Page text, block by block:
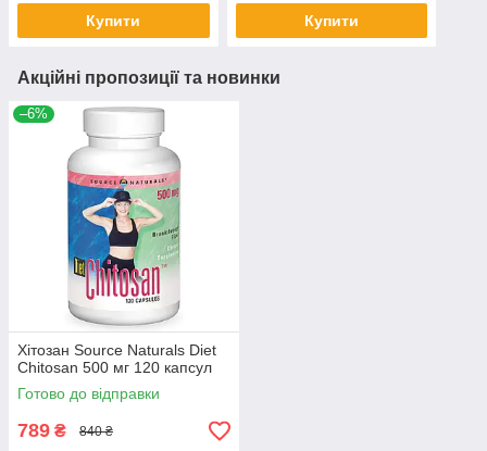
Купити Купити
Акційні пропозиції та новинки
–6%
Хітозан Source Naturals Diet
Chitosan 500 мг 120 капсул
Готово до відправки
789 ₴ 840 ₴